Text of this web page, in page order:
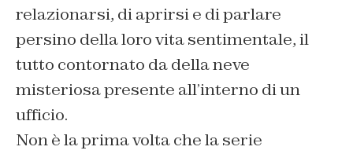
relazionarsi, di aprirsi e di parlare
persino della loro vita sentimentale, il
tutto contornato da della neve
misteriosa presente all’interno di un
ufficio.
Non è la prima volta che la serie